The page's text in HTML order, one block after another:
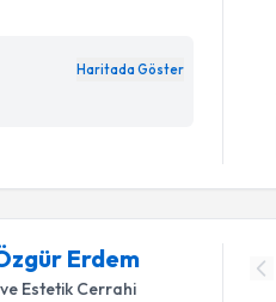
Haritada Göster
Erdem
Estetik Cerrahi